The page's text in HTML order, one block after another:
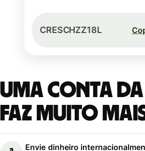
CRESCHZZ18L
Uma conta da
faz muito
Envie dinheiro